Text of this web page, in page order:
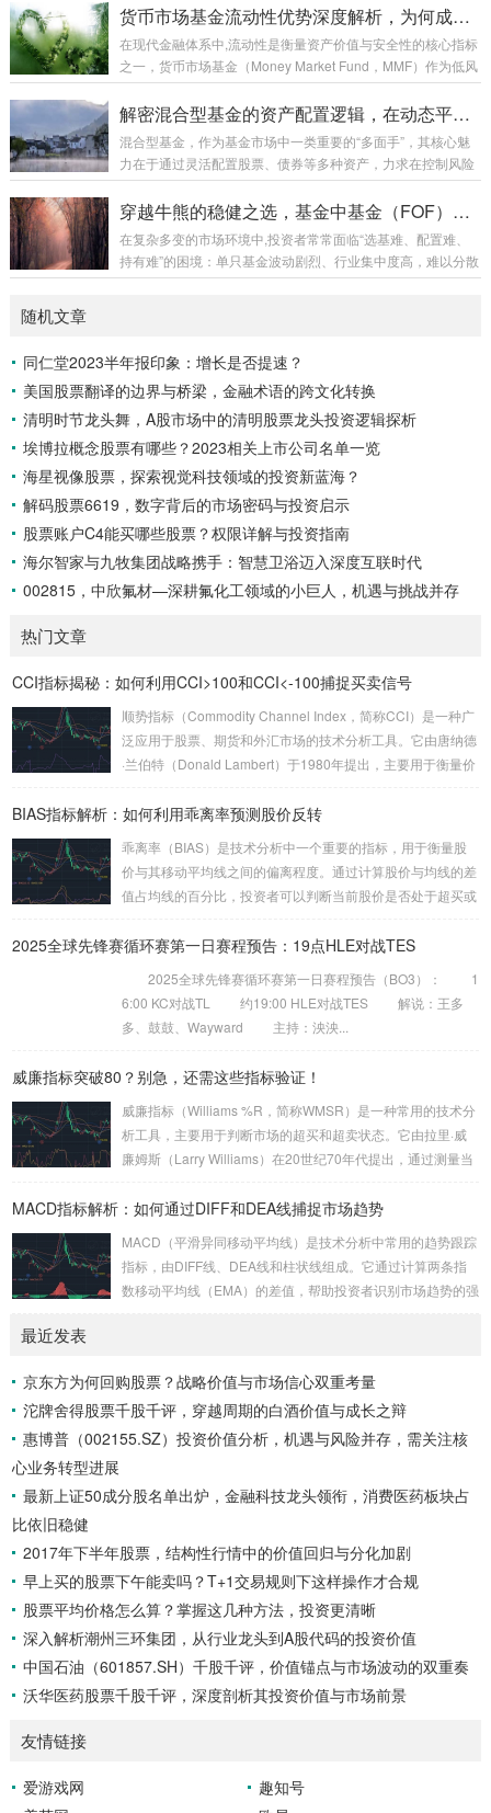
型基金具有以下显著特点： 专业...
略、资产类别等不同，蕴含着各异的风险水平，理解债券型基
关键一步。 债券型基金的风险来源：为何并非“零风险”？ 要解
析风险等级,首先需明白债券型基金的主要风险来源： 利率风
向变动关系，当市场利率上...
货币市场基金流动性优势深度解析，为何成为现金管理工具的首选？
在现代金融体系中,流动性是衡量资产价值与安全性的核心指标
之一，货币市场基金（Money Market Fund，MMF）作为低风
险、高流动性的现金管理工具，凭借其在流动性方面的独特优
势，成为机构投资者和个人投资者管理短期闲置资金的重要选
管理机制及市场应用等维度，深入剖析其流动性价值。 流动
性：货币市场基金的核心竞争力 流动性是指资产在短期内以合
使用效率与应急需...
解密混合型基金的资产配置逻辑，在动态平衡中追求稳健回报
混合型基金，作为基金市场中一类重要的“多面手”，其核心魅
力在于通过灵活配置股票、债券等多种资产，力求在控制风险
的同时追求超越单一资产类别的回报，而支撑其运作的基石，
便是严谨而科学的资产配置逻辑，理解这一逻辑，对于投资者
置：混合型基金的“灵魂” 资产配置，就是将资金根据不同资产
类别的预期收益、风险特性以及它们之间的相关性，进行合理
穿越牛熊的稳健之选，基金中基金（FOF）的投资价值解析
在复杂多变的市场环境中,投资者常常面临“选基难、配置难、
持有难”的困境：单只基金波动剧烈、行业集中度高，难以分散
风险；自行构建组合又需要专业知识与时间精力，普通投资者
重要选择，本文将从风险分散、专业配置、长期稳健等维度，
深入探讨FOF的投资价值。 FOF的本质：专业视角下的“基金组
合” FO...
随机文章
同仁堂2023半年报印象：增长是否提速？
美国股票翻译的边界与桥梁，金融术语的跨文化转换
清明时节龙头舞，A股市场中的清明股票龙头投资逻辑探析
埃博拉概念股票有哪些？2023相关上市公司名单一览
海星视像股票，探索视觉科技领域的投资新蓝海？
解码股票6619，数字背后的市场密码与投资启示
股票账户C4能买哪些股票？权限详解与投资指南
海尔智家与九牧集团战略携手：智慧卫浴迈入深度互联时代
002815，中欣氟材—深耕氟化工领域的小巨人，机遇与挑战并存
热门文章
CCI指标揭秘：如何利用CCI>100和CCI<-100捕捉买卖信号
顺势指标（Commodity Channel Index，简称CCI）是一种广
泛应用于股票、期货和外汇市场的技术分析工具。它由唐纳德
·兰伯特（Donald Lambert）于1980年提出，主要用于衡量价
算当前价格与历史平均价格的差异，来判断市场是否处于超买
比较当前价格与一定周期内的平均价格，来衡量价格的波动
性。具体来说，CCI的计算公式为：CCI = (当...
BIAS指标解析：如何利用乖离率预测股价反转
乖离率（BIAS）是技术分析中一个重要的指标，用于衡量股
价与其移动平均线之间的偏离程度。通过计算股价与均线的差
值占均线的百分比，投资者可以判断当前股价是否处于超买或
均线) / 移动平均线 × 100% 当BIAS值大于10%时，通常认为
于-10%时，则认为股价处于超卖状态，市场可能迎来反弹机
会。 乖离率的基本原理 乖离率的核心思想是股价会围...
2025全球先锋赛循环赛第一日赛程预告：19点HLE对战TES
2025全球先锋赛循环赛第一日赛程预告（BO3）： 1
6:00 KC对战TL 约19:00 HLE对战TES 解说：王多
多、鼓鼓、Wayward 主持：泱泱...
威廉指标突破80？别急，还需这些指标验证！
威廉指标（Williams %R，简称WMSR）是一种常用的技术分
析工具，主要用于判断市场的超买和超卖状态。它由拉里·威
廉姆斯（Larry Williams）在20世纪70年代提出，通过测量当
的短期动能。本文将深入探讨威廉指标的基本原理、如何利用
标进行验证。 威廉指标的基本原理 威廉指标的计算公式为：
WMSR = (最高价 – 收盘价) / (最高价 –...
MACD指标解析：如何通过DIFF和DEA线捕捉市场趋势
MACD（平滑异同移动平均线）是技术分析中常用的趋势跟踪
指标，由DIFF线、DEA线和柱状线组成。它通过计算两条指
数移动平均线（EMA）的差值，帮助投资者识别市场趋势的强
DIFF线是短期EMA（通常为12日）与长期EMA（通常为26
日）的差值，反映了短期和长期趋势的差异。DEA线则是DIF
F线的9...
最近发表
京东方为何回购股票？战略价值与市场信心双重考量
沱牌舍得股票千股千评，穿越周期的白酒价值与成长之辩
惠博普（002155.SZ）投资价值分析，机遇与风险并存，需关注核
心业务转型进展
最新上证50成分股名单出炉，金融科技龙头领衔，消费医药板块占
比依旧稳健
2017年下半年股票，结构性行情中的价值回归与分化加剧
早上买的股票下午能卖吗？T+1交易规则下这样操作才合规
股票平均价格怎么算？掌握这几种方法，投资更清晰
深入解析潮州三环集团，从行业龙头到A股代码的投资价值
中国石油（601857.SH）千股千评，价值锚点与市场波动的双重奏
沃华医药股票千股千评，深度剖析其投资价值与市场前景
友情链接
爱游戏网
趣知号